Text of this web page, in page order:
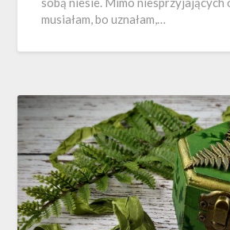
musiałam, bo uznałam,…